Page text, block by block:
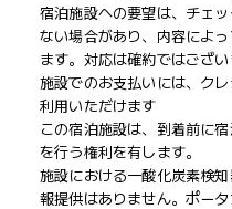
宿泊施設への要望は、チェ
ない場合があり、内容によ
ます。対応は確約ではござ
施設でのお支払いには、ク
利用いただけます
この宿泊施設は、到着前に
を行う権利を有します。
施設における一酸化炭素検
報提供はありません。ポー